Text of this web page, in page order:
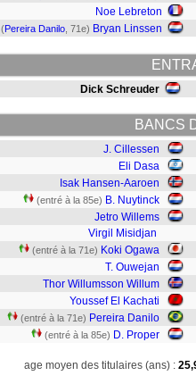
Noe Lebreton
(Pereira Danilo , 71e) Bryan Linssen
Dick Schreuder
BANCS
J. Cillessen
Eli Dasa
Isak Hansen-Aaroen
(entré à la 85e) B. Nuytinck
Jetro Willems
Virgil Misidjan
(entré à la 71e) Koki Ogawa
T. Ouwejan
Thor Willumsson Willum
Youssef El Kachati
(entré à la 71e) Pereira Danilo
(entré à la 85e) D. Proper
age moyen des titulaires (ans) :